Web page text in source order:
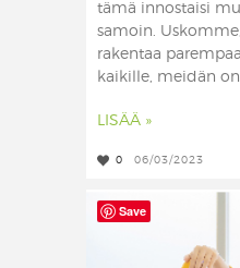
tämä innostaisi
samoin.
rakentaa
kaikille, meidän
LISÄÄ »
0 06/03/2023
Save